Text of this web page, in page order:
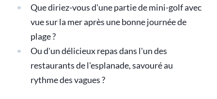
Que diriez-vous d'une partie de mini-golf avec
vue sur la mer après une bonne journée de
plage ?
Ou d'un délicieux repas dans l'un des
restaurants de l'esplanade, savouré au
rythme des vagues ?